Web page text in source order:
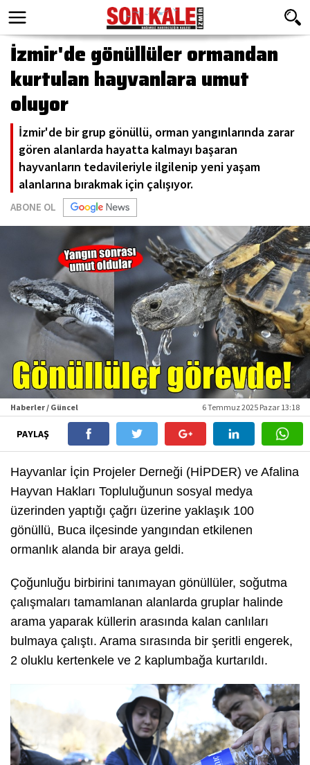
İzmir'de gönüllüler ormandan
kurtulan hayvanlara umut
oluyor
İzmir'de bir grup gönüllü, orman yangınlarında zarar
gören alanlarda hayatta kalmayı başaran
hayvanların tedavileriyle ilgilenip yeni yaşam
alanlarına bırakmak için çalışıyor.
ABONE OL
Haberler / Güncel 6 Temmuz 2025 Pazar 13:18
PAYLAŞ
Hayvanlar İçin Projeler Derneği (HİPDER) ve Afalina
Hayvan Hakları Topluluğunun sosyal medya
üzerinden yaptığı çağrı üzerine yaklaşık 100
gönüllü, Buca ilçesinde yangından etkilenen
ormanlık alanda bir araya geldi.
Çoğunluğu birbirini tanımayan gönüllüler, soğutma
çalışmaları tamamlanan alanlarda gruplar halinde
arama yaparak küllerin arasında kalan canlıları
bulmaya çalıştı. Arama sırasında bir şeritli engerek,
2 oluklu kertenkele ve 2 kaplumbağa kurtarıldı.